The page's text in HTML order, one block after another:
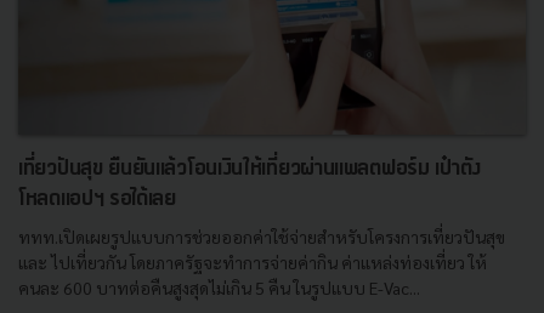
เที่ยวปันสุข ยืนยันเเล้วโอนเงินให้เที่ยวผ่านเเพลตฟอร์ม เป๋าตัง
โหลดเเอปฯ รอได้เลย
ททท.เปิดเผยรูปแบบการช่วยออกค่าใช้จ่ายสำหรับโครงการเที่ยวปันสุข
และ ไปเที่ยวกัน โดยภาครัฐจะทำการจ่ายค่ากิน ค่าแหล่งท่องเที่ยว ให้
คนละ 600 บาทต่อคืนสูงสุดไม่เกิน 5 คืน ในรูปแบบ E-Vac...